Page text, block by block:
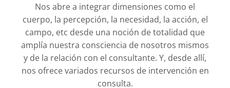
Nos abre a integrar dimensiones como el
cuerpo, la percepción, la necesidad, la acción, el
campo, etc desde una noción de totalidad que
amplía nuestra consciencia de nosotros mismos
y de la relación con el consultante. Y, desde allí,
nos ofrece variados recursos de intervención en
consulta.